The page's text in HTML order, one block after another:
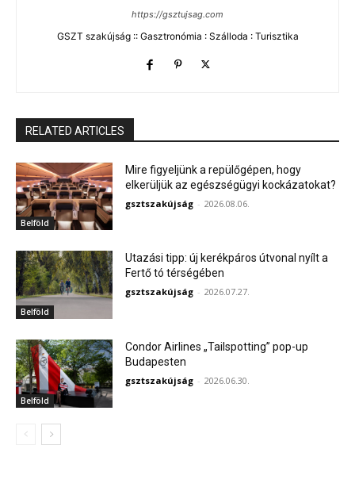
https://gsztujsag.com
GSZT szakújság :: Gasztronómia : Szálloda : Turisztika
RELATED ARTICLES
Belföld
Mire figyeljünk a repülőgépen, hogy
elkerüljük az egészségügyi kockázatokat?
gsztszakújság - 2026.08.06.
Belföld
Utazási tipp: új kerékpáros útvonal nyílt a
Fertő tó térségében
gsztszakújság - 2026.07.27.
Belföld
Condor Airlines „Tailspotting” pop-up
Budapesten
gsztszakújság - 2026.06.30.